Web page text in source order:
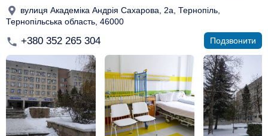
вулиця Академіка Андрія Сахарова, 2а, Тернопіль,
Тернопільська область, 46000
+380 352 265 304 Подзвонити